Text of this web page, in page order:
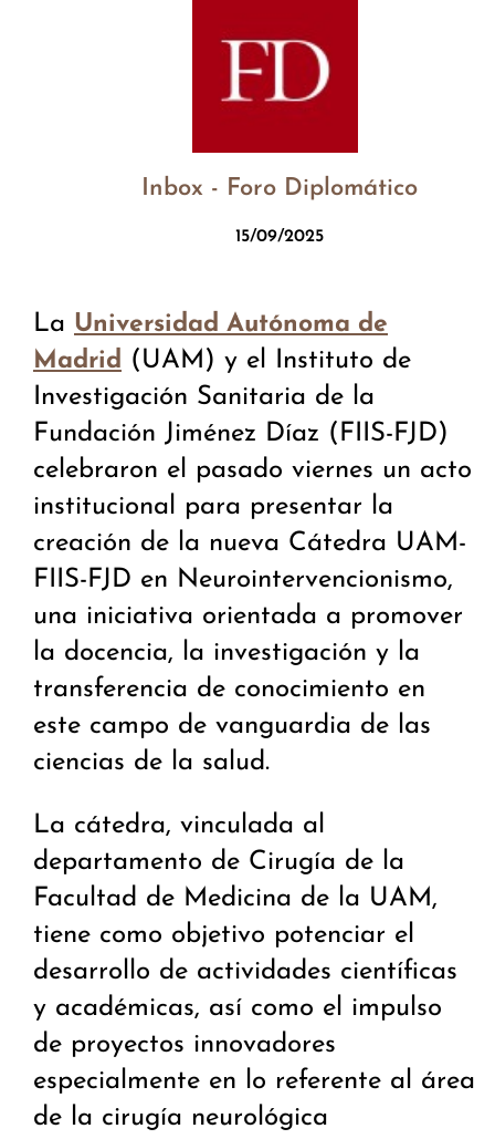
Inbox - Foro Diplomático
15/09/2025
La Universidad Autónoma de
Madrid (UAM) y el Instituto de
Investigación Sanitaria de la
Fundación Jiménez Díaz (FIIS-FJD)
celebraron el pasado viernes un acto
institucional para presentar la
creación de la nueva Cátedra UAM-
FIIS-FJD en Neurointervencionismo,
una iniciativa orientada a promover
la docencia, la investigación y la
transferencia de conocimiento en
este campo de vanguardia de las
ciencias de la salud.
La cátedra, vinculada al
departamento de Cirugía de la
Facultad de Medicina de la UAM,
tiene como objetivo potenciar el
desarrollo de actividades científicas
y académicas, así como el impulso
de proyectos innovadores
especialmente en lo referente al área
de la cirugía neurológica